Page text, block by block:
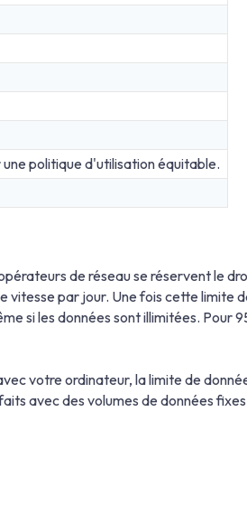
politique d'utilisation équitable.
de réseau se réservent le
par jour. Une fois cette limite
si les données sont illimitées. Pour
votre ordinateur, la limite de
avec des volumes de données